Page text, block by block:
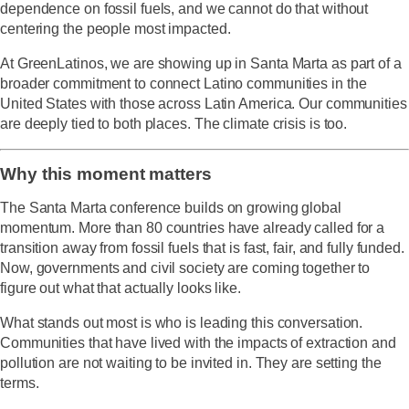
dependence on fossil fuels, and we cannot do that without
centering the people most impacted.
At GreenLatinos, we are showing up in Santa Marta as part of a
broader commitment to connect Latino communities in the
United States with those across Latin America. Our communities
are deeply tied to both places. The climate crisis is too.
Why this moment matters
The Santa Marta conference builds on growing global
momentum. More than 80 countries have already called for a
transition away from fossil fuels that is fast, fair, and fully funded.
Now, governments and civil society are coming together to
figure out what that actually looks like.
What stands out most is who is leading this conversation.
Communities that have lived with the impacts of extraction and
pollution are not waiting to be invited in. They are setting the
terms.